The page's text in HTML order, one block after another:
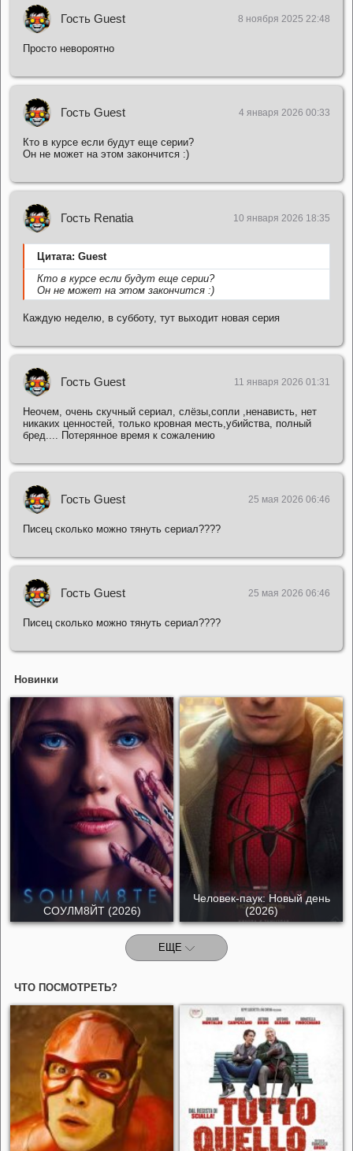
Гость Guest 8 ноября 2025 22:48
Просто невороятно
Гость Guest 4 января 2026 00:33
Кто в курсе если будут еще серии?
Он не может на этом закончится :)
Гость Renatia 10 января 2026 18:35
Цитата: Guest
Кто в курсе если будут еще серии?
Он не может на этом закончится :)
Каждую неделю, в субботу, тут выходит новая серия
Гость Guest 11 января 2026 01:31
Неочем, очень скучный сериал, слёзы,сопли ,ненависть, нет
никаких ценностей, только кровная месть,убийства, полный
бред.... Потерянное время к сожалению
Гость Guest 25 мая 2026 06:46
Писец сколько можно тянуть сериал????
Гость Guest 25 мая 2026 06:46
Писец сколько можно тянуть сериал????
Новинки
СОУЛМ8ЙТ (2026)
Человек-паук: Новый день
(2026)
ЕЩЕ
ЧТО ПОСМОТРЕТЬ?